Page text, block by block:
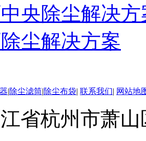
央除尘解决方
尘解决方案
|除尘滤筒|除尘布袋| 联系我们| 网站地
省杭州市萧